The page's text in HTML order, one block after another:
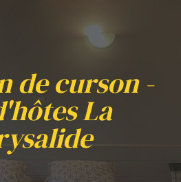
de curson -
La